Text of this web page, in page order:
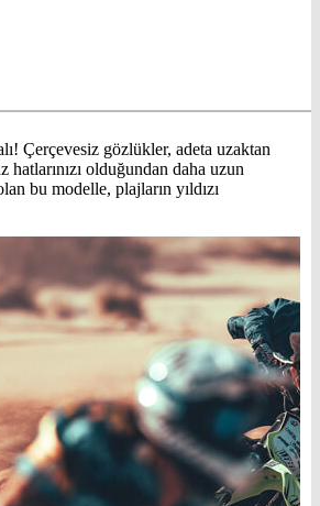
Çerçevesiz gözlükler, adeta uzaktan
olduğundan daha uzun
bu modelle, plajların yıldızı